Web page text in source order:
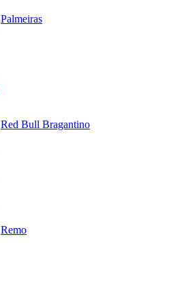
Palmeiras
Red Bull Bragantino
Remo